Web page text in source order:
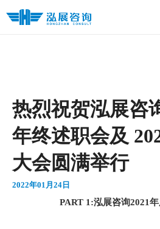
热烈祝贺泓展咨
年终述职会及
大会圆满举行
2022年01月24日
PART 1:泓展咨询2021